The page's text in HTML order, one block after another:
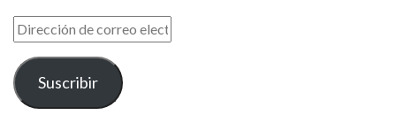
DIRECCIÓN
DE
CORREO
ELECTRÓNICO
Suscribir